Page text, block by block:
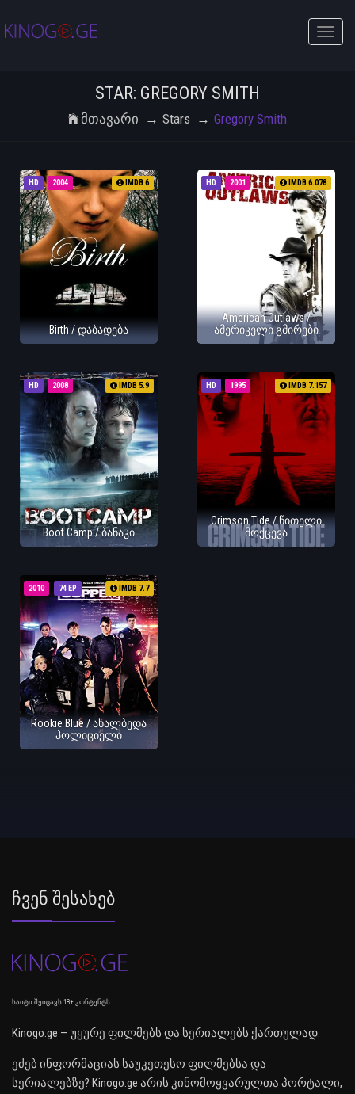
Toggle
STAR: GREGORY SMITH
Მთავარი Stars Gregory Smith
HD 2004 IMDB 6
Birth / დაბადება
HD 2001 IMDB 6.078
American Outlaws /
ამერიკელი გმირები
HD 2008 IMDB 5.9
Boot Camp / ბანაკი
HD 1995 IMDB 7.157
Crimson Tide / წითელი
მოქცევა
74 EP
2010 IMDB 7.7
Rookie Blue / ახალბედა
პოლიციელი
Ჩვენ Შესახებ
საიტი შეიცავს 18+ კონტენტს
Kinogo.ge — უყურე ფილმებს და სერიალებს ქართულად.
ეძებ ინფორმაციას საუკეთესო ფილმებსა და
სერიალებზე? Kinogo.ge არის კინომოყვარულთა პორტალი,